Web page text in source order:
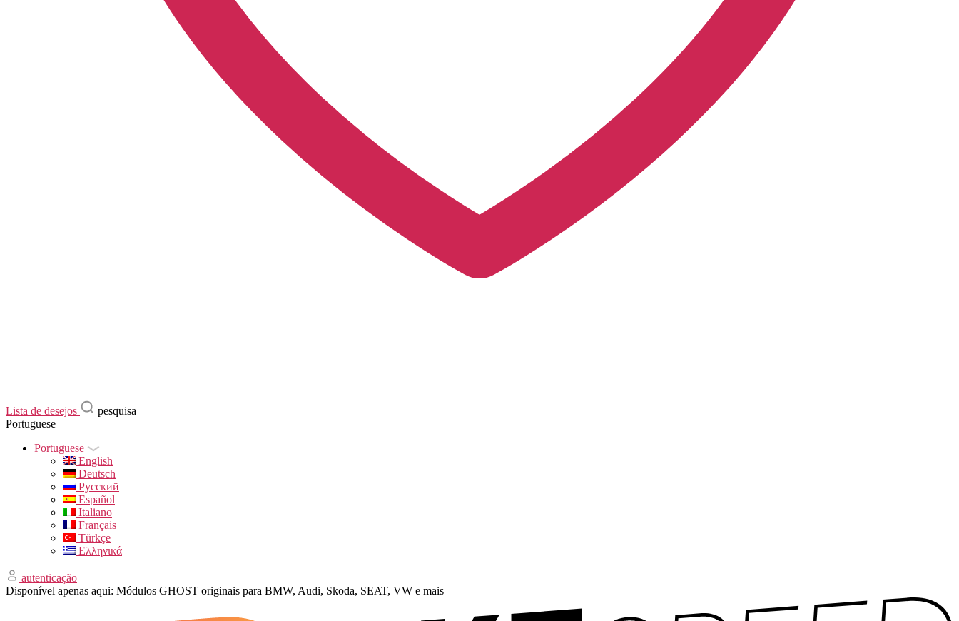
Lista de desejos
pesquisa
Portuguese
Portuguese
English
Deutsch
Русский
Español
Italiano
Français
Türkçe
Ελληνικά
autenticação
Disponível apenas aqui: Módulos GHOST originais para BMW, Audi, Skoda, SEAT, VW e mais